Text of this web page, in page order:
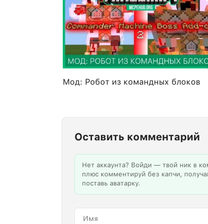
Мод: Робот из командных блоков
Оставить комментарий
Нет аккаунта? Войди — твой ник в
плюс комментируй без капчи,
поставь аватарку.